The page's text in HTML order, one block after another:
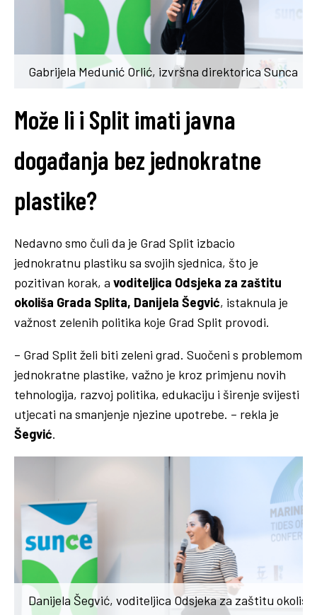
Gabrijela Medunić Orlić, izvršna direktorica Sunca
Može li i Split imati javna
događanja bez jednokratne
plastike?
Nedavno smo čuli da je Grad Split izbacio
jednokratnu plastiku sa svojih sjednica, što je
pozitivan korak, a voditeljica Odsjeka za zaštitu
okoliša Grada Splita, Danijela Šegvić, istaknula je
važnost zelenih politika koje Grad Split provodi.
– Grad Split želi biti zeleni grad. Suočeni s problemom
jednokratne plastike, važno je kroz primjenu novih
tehnologija, razvoj politika, edukaciju i širenje svijesti
utjecati na smanjenje njezine upotrebe. – rekla je
Šegvić.
Danijela Šegvić, voditeljica Odsjeka za zaštitu okoliša